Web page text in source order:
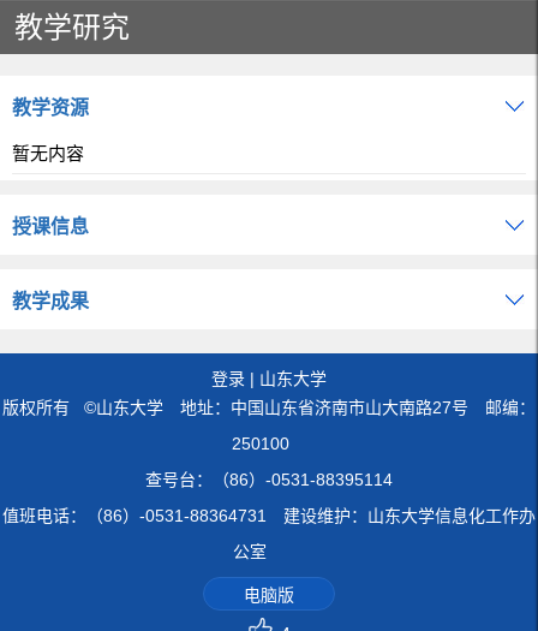
教学研究
教学资源
暂无内容
授课信息
教学成果
登录 | 山东大学
版权所有 ©山东大学 地址：中国山东省济南市山大南路27号 邮编：
250100
查号台：（86）-0531-88395114
值班电话：（86）-0531-88364731 建设维护：山东大学信息化工作办
公室
电脑版